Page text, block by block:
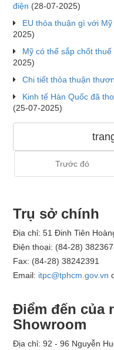
điện (28-07-2025)
EU thỏa thuận gì với
2025)
Mỹ có thể sắp chốt
2025)
Chi tiết thỏa thuận
Kinh tế Hàn Quốc đã
(25-07-2025)
Trước đó
Trụ sở chính
Địa chỉ: 51 Đinh Tiên
Điện thoại: (84-28)
Fax: (84-28) 38242391
Email: itpc@tphcm.gov.vn
Điểm đến của
Showroom
Địa chỉ: 92 - 96 Nguyễn